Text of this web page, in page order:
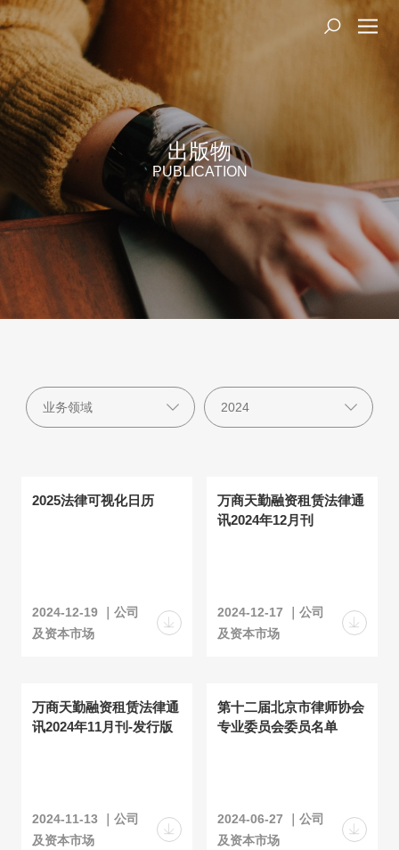
出版物
PUBLICATION
2025法律可视化日历
2024-12-19 ｜公司
及资本市场
万商天勤融资租赁法律通
讯2024年12月刊
2024-12-17 ｜公司
及资本市场
万商天勤融资租赁法律通
讯2024年11月刊-发行版
2024-11-13 ｜公司
及资本市场
第十二届北京市律师协会
专业委员会委员名单
2024-06-27 ｜公司
及资本市场